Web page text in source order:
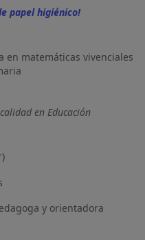
papel higiénico!
en matemáticas vivenciales
en Educación
y orientadora